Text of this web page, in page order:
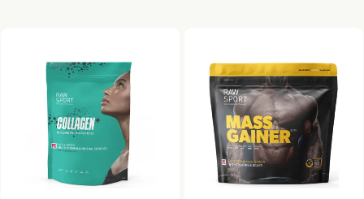
Nejprodávanější
Abecedně